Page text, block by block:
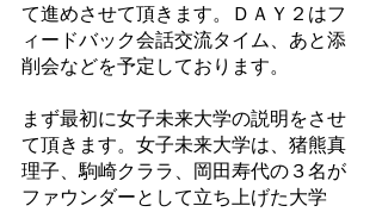
て進めさせて頂きます。ＤＡＹ２はフ
ィードバック会話交流タイム、あと添
削会などを予定しております。
まず最初に女子未来大学の説明をさせ
て頂きます。女子未来大学は、猪熊真
理子、駒崎クララ、岡田寿代の３名が
ファウンダーとして立ち上げた大学